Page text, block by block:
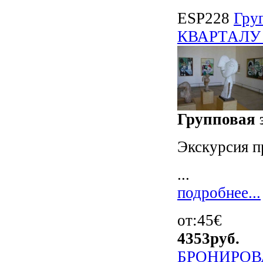
ESP228
Групповая
Экскурсия
...
подробнее...
от:45€
4353руб.